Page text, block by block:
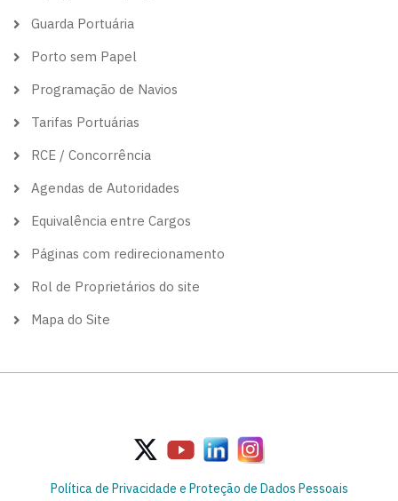
Guarda Portuária
Porto sem Papel
Programação de Navios
Tarifas Portuárias
RCE / Concorrência
Agendas de Autoridades
Equivalência entre Cargos
Páginas com redirecionamento
Rol de Proprietários do site
Mapa do Site
Política de Privacidade e Proteção de Dados Pessoais